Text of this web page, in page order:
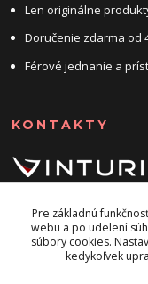
Len originálne
Doručenie zdarma od
Férové jednanie a
KONTAKTY
Pre základnú
webu a po udelení
súbory cookies.
kedykoľvek